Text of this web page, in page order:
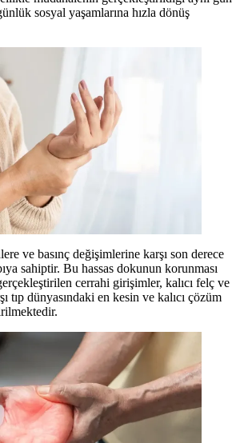
sosyal yaşamlarına hızla dönüş
ve basınç değişimlerine karşı son derece
sahiptir. Bu hassas dokunun korunması
cerrahi girişimler, kalıcı felç ve
tıp dünyasındaki en kesin ve kalıcı çözüm